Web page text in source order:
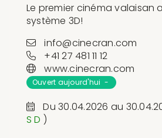
Le premier cinéma valaisan
système 3D!
info@cinecran.com
+41 27 481 11 12
www.cinecran.com
Ouvert aujourd'hui -
Du 30.04.2026 au
SD )